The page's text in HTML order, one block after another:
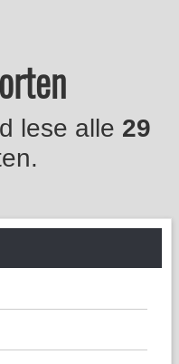
lese alle 29